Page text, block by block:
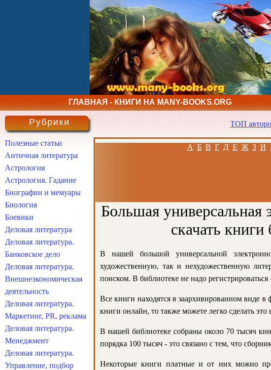
ГЛАВНАЯ - КНИГИ НА MANY-BOOKS.ORG
ТОП
А Б В Г Д Е Ж З И
Большая универсальная
скачать
В нашей большой универсальной
художественную, так и нехудожественную
поиском. В библиотеке не надо
Все книги находятся в заархивированном виде
книги онлайн, то также можете легко сделать
В нашей библиотеке собраны около 70 тысяч
порядка 100 тысяч - это связано с тем, что
Некоторые книги платные и от них можно
Рубрики
Полезные статьи
Античная литература
Астрология
Астрология. Гадание
Биографии и мемуары
Биология
Боевики
Деловая литература
Деловая литература.
Банковское дело
Деловая литература.
Внешнеэкономическая
деятельность
Деловая литература.
Маркетинг, PR, реклама
Деловая литература.
Менеджмент
Деловая литература.
Управление, подбор